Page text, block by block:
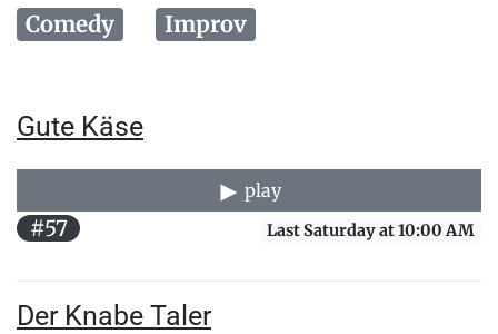
Comedy Improv
Gute Käse
play
#57 Last Saturday at 10:00 AM
Der Knabe Taler